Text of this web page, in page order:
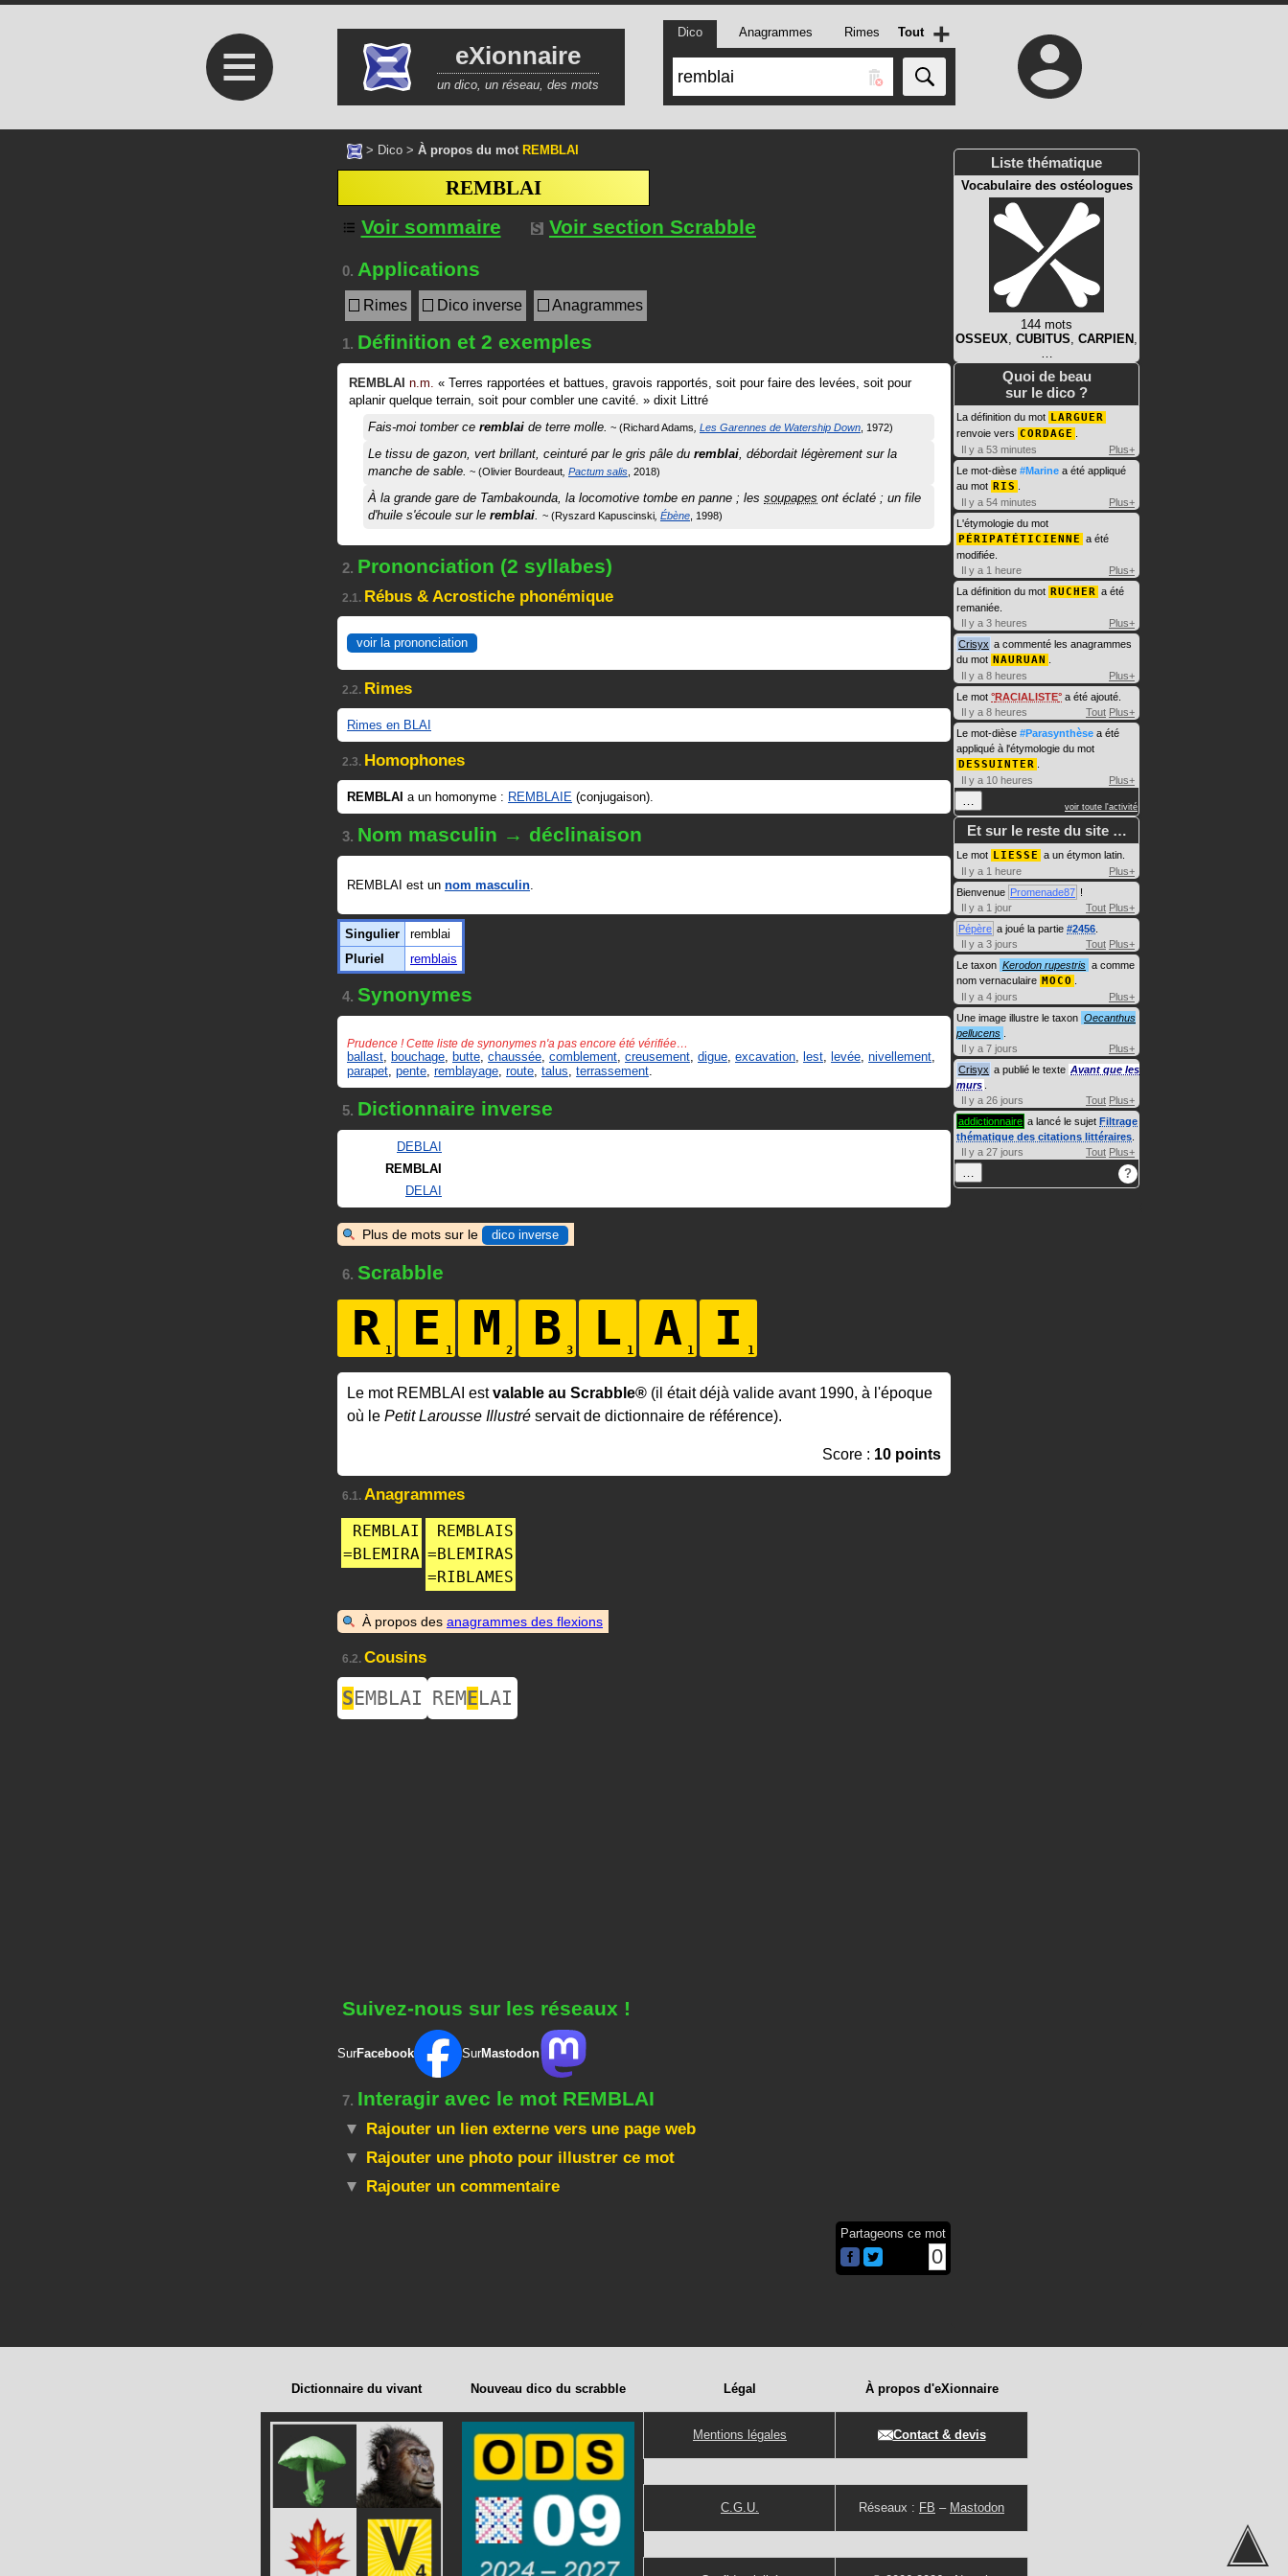
≡ eXionnaire
un dico, un réseau, des mots
Dico Anagrammes Rimes Tout +
> Dico > À propos du mot REMBLAI
REMBLAI
Voir sommaire
Voir section Scrabble
0. Applications
Rimes Dico inverse Anagrammes
1. Définition et 2 exemples
REMBLAI n.m. « Terres rapportées et battues, gravois rapportés, soit pour faire des levées, soit pour
aplanir quelque terrain, soit pour combler une cavité. » dixit Littré
Fais-moi tomber ce remblai de terre molle. Richard Adams Les Garennes de Watership Down 1972
Le tissu de gazon, vert brillant, ceinturé par le gris pâle du remblai, débordait légèrement sur la
manche de sable.
Olivier Bourdeaut Pactum salis 2018
À la grande gare de Tambakounda, la locomotive tombe en panne ; les soupapes ont éclaté ; un file
d'huile s'écoule sur le remblai. Ryszard Kapuscinski Ébène 1998
2. Prononciation (2 syllabes)
2.1. Rébus & Acrostiche phonémique
voir la prononciation
2.2. Rimes
Rimes en BLAI
2.3. Homophones
REMBLAI a un homonyme : REMBLAIE (conjugaison).
3. Nom masculin → déclinaison
REMBLAI est un nom masculin.
Singulier
remblai
Pluriel
remblais
4. Synonymes
Prudence ! Cette liste de synonymes n'a pas encore été vérifiée…
ballast bouchage butte chaussée comblement creusement digue excavation lest levée nivellement
parapet pente remblayage route talus terrassement
5. Dictionnaire inverse
DEBLAI
REMBLAI
DELAI
Plus de mots sur le dico inverse
6. Scrabble
R E M B L A I
Le mot REMBLAI estvalable au Scrabble® (il était déjà valide avant 1990, à l'époque
où le Petit Larousse Illustré servait de dictionnaire de référence).
Score : 10 points
6.1. Anagrammes
REMBLAI
=BLEMIRA
REMBLAIS
=BLEMIRAS
=RIBLAMES
À propos des anagrammes des flexions
6.2. Cousins
SEMBLAI REMELAI
Suivez-nous sur les réseaux !
SurFacebook SurMastodon
7. Interagir avec le mot REMBLAI
Rajouter un lien externe vers une page web
Rajouter une photo pour illustrer ce mot
Rajouter un commentaire
Partageons ce mot
0
Liste thématique
Vocabulaire des ostéologues
144 mots
OSSEUX, CUBITUS, CARPIEN ,
…
Quoi de beau
sur le dico ?
La définition du mot LARGUER
renvoie vers CORDAGE
Il y a 53 minutes
Plus+
Le mot-dièse #Marine a été appliqué
au mot RIS
Il y a 54 minutes
Plus+
L'étymologie du mot
PÉRIPATÉTICIENNE a été
modifiée.
Il y a 1 heure
Plus+
La définition du mot RUCHER a été
remaniée.
Il y a 3 heures
Plus+
Crisyx a commenté les anagrammes
du mot NAURUAN
Il y a 8 heures
Plus+
Le mot RACIALISTE a été ajouté.
Il y a 8 heures
Tout Plus+
Le mot-dièse #Parasynthèse a été
appliqué à l'étymologie du mot
DESSUINTER
Il y a 10 heures
Plus+
… voir toute l'activité
Et sur le reste du site …
Le mot LIESSE a un étymon latin.
Il y a 1 heure
Plus+
Bienvenue Promenade87 !
Il y a 1 jour
Tout Plus+
Pépère a joué la partie #2456
Il y a 3 jours
Tout Plus+
Le taxon Kerodon rupestris a comme
nom vernaculaire MOCO
Il y a 4 jours
Plus+
Une image illustre le taxon Oecanthus
pellucens
Il y a 7 jours
Plus+
Crisyx a publié le texte Avant que les
murs
Il y a 26 jours
Tout Plus+
addictionnaire a lancé le sujet Filtrage
thématique des citations littéraires
Il y a 27 jours
Tout Plus+
… ?
Dictionnaire du vivant Nouveau dico du scrabble Légal
Mentions légales
C.G.U.
À propos d'eXionnaire
Contact & devis
Réseaux : FB – Mastodon